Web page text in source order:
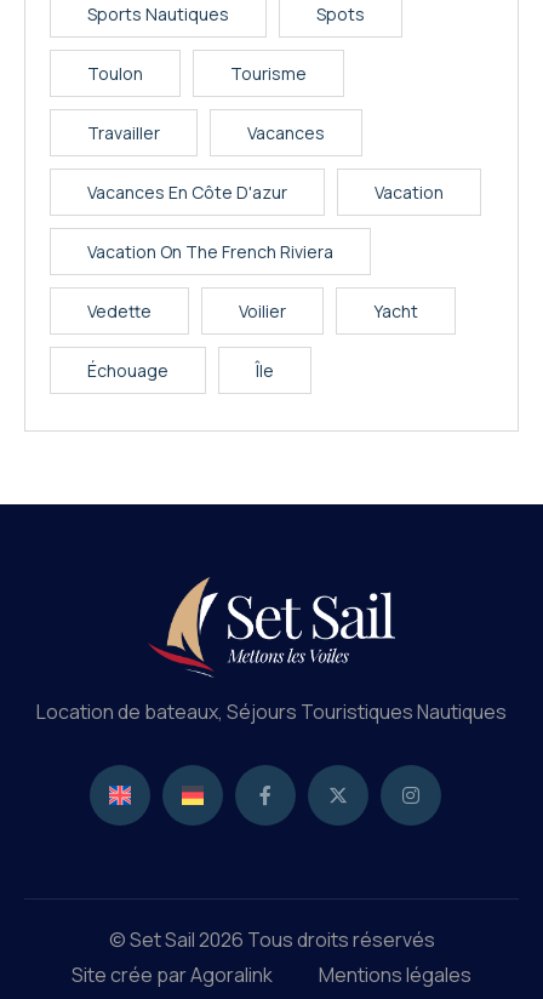
Sports Nautiques Spots
Toulon Tourisme
Travailler Vacances
Vacances En Côte D'azur Vacation
Vacation On The French Riviera
Vedette Voilier Yacht
Échouage Île
Location de bateaux, Séjours Touristiques Nautiques
© Set Sail 2026 Tous droits réservés
Site crée par Agoralink
Mentions légales